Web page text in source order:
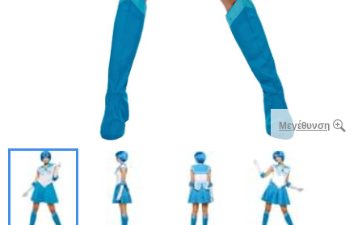
Μεγέθυνση